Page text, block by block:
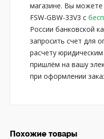
магазине. Вы можете
FSW-GBW-33V3 с
России банковской
запросить счет для
расчету
пришлём на вашу
при оформлении
Похожие товары